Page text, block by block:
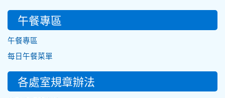
午餐專區
午餐專區
每日午餐菜單
各處室規章辦法